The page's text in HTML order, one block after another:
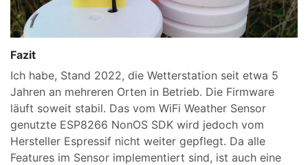
Fazit
Ich habe, Stand 2022, die Wetterstation seit etwa 5
Jahren an mehreren Orten in Betrieb. Die Firmware
läuft soweit stabil. Das vom WiFi Weather Sensor
genutzte ESP8266 NonOS SDK wird jedoch vom
Hersteller Espressif nicht weiter gepflegt. Da alle
Features im Sensor implementiert sind, ist auch eine